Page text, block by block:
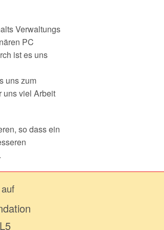
Verwaltungs
PC
ist es uns
uns zum
uns viel Arbeit
so dass ein